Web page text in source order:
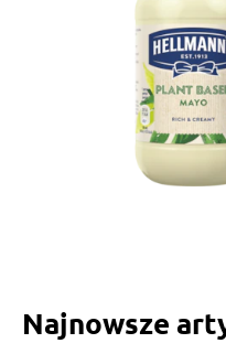
Najnowsze